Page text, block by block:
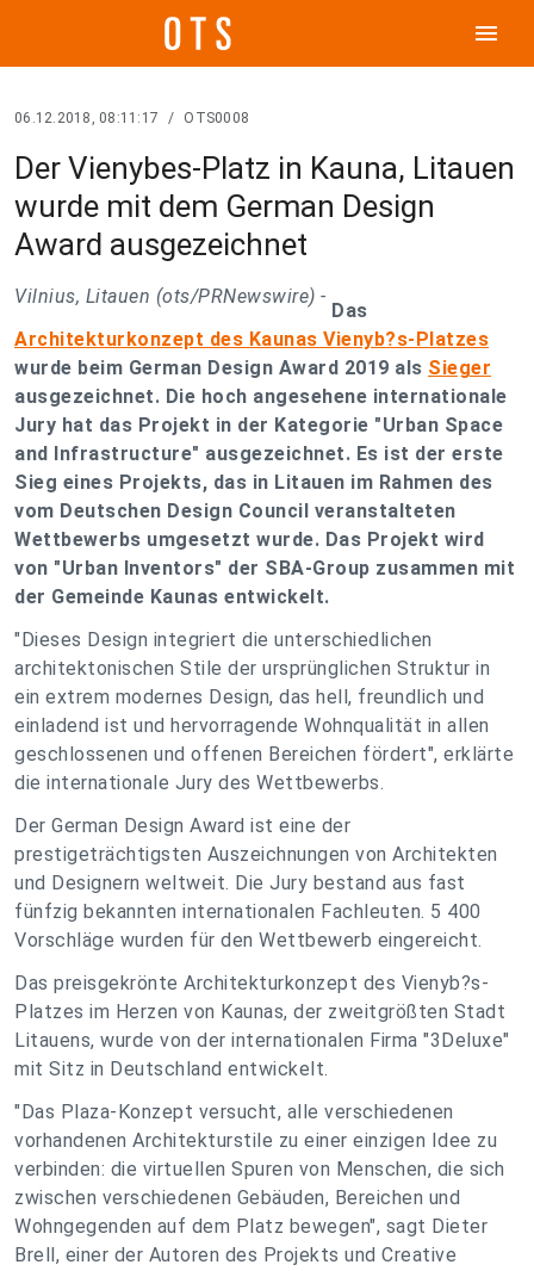
menu
06.12.2018, 08:11:17 / OTS0008
Der Vienybes-Platz in Kauna, Litauen
wurde mit dem German Design
Award ausgezeichnet
Vilnius, Litauen (ots/PRNewswire) -
Das
Architekturkonzept des Kaunas Vienyb?s-Platzes
wurde beim German Design Award 2019 als Sieger
ausgezeichnet. Die hoch angesehene internationale
Jury hat das Projekt in der Kategorie "Urban Space
and Infrastructure" ausgezeichnet. Es ist der erste
Sieg eines Projekts, das in Litauen im Rahmen des
vom Deutschen Design Council veranstalteten
Wettbewerbs umgesetzt wurde. Das Projekt wird
von "Urban Inventors" der SBA-Group zusammen mit
der Gemeinde Kaunas entwickelt.
"Dieses Design integriert die unterschiedlichen
architektonischen Stile der ursprünglichen Struktur in
ein extrem modernes Design, das hell, freundlich und
einladend ist und hervorragende Wohnqualität in allen
geschlossenen und offenen Bereichen fördert", erklärte
die internationale Jury des Wettbewerbs.
Der German Design Award ist eine der
prestigeträchtigsten Auszeichnungen von Architekten
und Designern weltweit. Die Jury bestand aus fast
fünfzig bekannten internationalen Fachleuten. 5 400
Vorschläge wurden für den Wettbewerb eingereicht.
Das preisgekrönte Architekturkonzept des Vienyb?s-
Platzes im Herzen von Kaunas, der zweitgrößten Stadt
Litauens, wurde von der internationalen Firma "3Deluxe"
mit Sitz in Deutschland entwickelt.
"Das Plaza-Konzept versucht, alle verschiedenen
vorhandenen Architekturstile zu einer einzigen Idee zu
verbinden: die virtuellen Spuren von Menschen, die sich
zwischen verschiedenen Gebäuden, Bereichen und
Wohngegenden auf dem Platz bewegen", sagt Dieter
Brell, einer der Autoren des Projekts und Creative